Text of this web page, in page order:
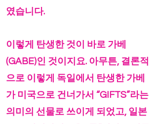
였습니다.
이렇게 탄생한 것이 바로 가베
(GABE)인 것이지요. 아무튼, 결론적
으로 이렇게 독일에서 탄생한 가베
가 미국으로 건너가서 “GIFTS”라는
의미의 선물로 쓰이게 되었고, 일본